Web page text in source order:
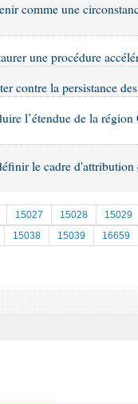
comme une
une procédure
contre la persistance
l’étendue de la
le cadre
15027 15028 15029
15038 15039 16659